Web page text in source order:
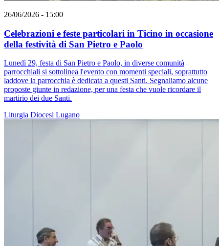
26/06/2026 - 15:00
Celebrazioni e feste particolari in Ticino in occasione
della festività di San Pietro e Paolo
Lunedì 29, festa di San Pietro e Paolo, in diverse comunità
parrocchiali si sottolinea l'evento con momenti speciali, soprattutto
laddove la parrocchia è dedicata a questi Santi. Segnaliamo alcune
proposte giunte in redazione, per una festa che vuole ricordare il
martirio dei due Santi.
Liturgia Diocesi Lugano